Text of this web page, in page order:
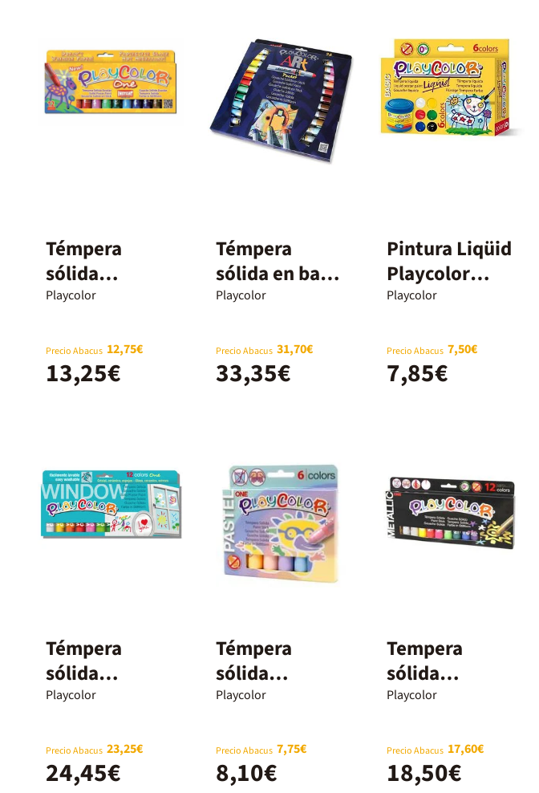
Témpera
sólida
Playcolor 10g
Playcolor
Precio Abacus 12,75€
13,25€
Témpera
sólida en barra
Playcolor Art
colores
Playcolor
Precio Abacus 31,70€
33,35€
Pintura Liqüid
Playcolor
40ml 6 colores
Playcolor
Precio Abacus 7,50€
7,85€
Témpera
sólida
Playcolor
colores
Playcolor
Precio Abacus 23,25€
24,45€
Témpera
sólida
Playcolor
colores
Playcolor
Precio Abacus 7,75€
8,10€
Tempera
sólida
Playcolor
10g 12 colores
Playcolor
Precio Abacus 17,60€
18,50€